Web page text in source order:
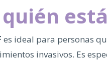
es ideal para personas
invasivos. Es